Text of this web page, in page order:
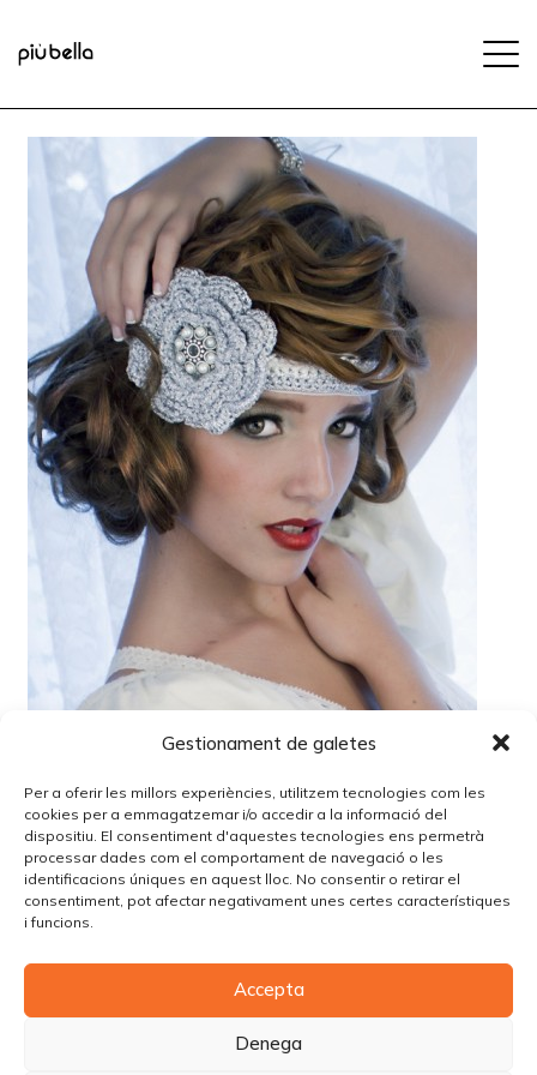
Gestionament de galetes
Per a oferir les millors experiències, utilitzem tecnologies com les
cookies per a emmagatzemar i/o accedir a la informació del
dispositiu. El consentiment d'aquestes tecnologies ens permetrà
processar dades com el comportament de navegació o les
identificacions úniques en aquest lloc. No consentir o retirar el
consentiment, pot afectar negativament unes certes característiques
i funcions.
Accepta
Denega
Lo siento, debes estarconectadopara publicar un
comentario.
© Copyright Piùbella Models Agency
Designed ByCreative Corner Agency
Política de cookies